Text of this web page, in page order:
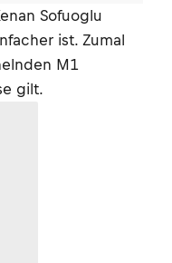
Sofuoglu
ist. Zumal
M1
gilt.